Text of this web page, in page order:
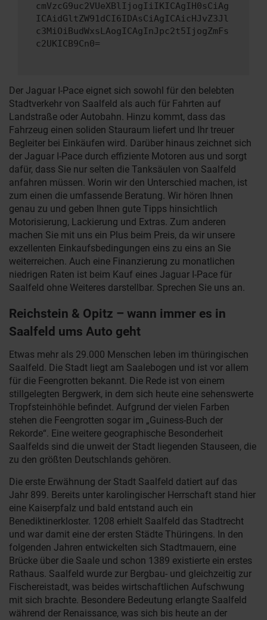
cmVzcG9uc2VUeXBlIjogIiIKICAgIH0sCiAg
ICAidGltZW91dCI6IDAsCiAgICAicHJvZ3Jl
c3MiOiBudWxsLAogICAgInJpc2t5IjogZmFs
c2UKICB9Cn0=
Der Jaguar I-Pace eignet sich sowohl für den belebten
Stadtverkehr von Saalfeld als auch für Fahrten auf
Landstraße oder Autobahn. Hinzu kommt, dass das
Fahrzeug einen soliden Stauraum liefert und Ihr treuer
Begleiter bei Einkäufen wird. Darüber hinaus zeichnet sich
der Jaguar I-Pace durch effiziente Motoren aus und sorgt
dafür, dass Sie nur selten die Tanksäulen von Saalfeld
anfahren müssen. Worin wir den Unterschied machen, ist
zum einen die umfassende Beratung. Wir hören Ihnen
genau zu und geben Ihnen gute Tipps hinsichtlich
Motorisierung, Lackierung und Extras. Zum anderen
machen Sie mit uns ein Plus beim Preis, da wir unsere
exzellenten Einkaufsbedingungen eins zu eins an Sie
weiterreichen. Auch eine Finanzierung zu monatlichen
niedrigen Raten ist beim Kauf eines Jaguar I-Pace für
Saalfeld ohne Weiteres darstellbar. Sprechen Sie uns an.
Reichstein & Opitz – wann immer es in
Saalfeld ums Auto geht
Etwas mehr als 29.000 Menschen leben im thüringischen
Saalfeld. Die Stadt liegt am Saalebogen und ist vor allem
für die Feengrotten bekannt. Die Rede ist von einem
stillgelegten Bergwerk, in dem sich heute eine sehenswerte
Tropfsteinhöhle befindet. Aufgrund der vielen Farben
stehen die Feengrotten sogar im „Guiness-Buch der
Rekorde“. Eine weitere geographische Besonderheit
Saalfelds sind die unweit der Stadt liegenden Stauseen, die
zu den größten Deutschlands gehören.
Die erste Erwähnung der Stadt Saalfeld datiert auf das
Jahr 899. Bereits unter karolingischer Herrschaft stand hier
eine Kaiserpfalz und bald entstand auch ein
Benediktinerkloster. 1208 erhielt Saalfeld das Stadtrecht
und war damit eine der ersten Städte Thüringens. In den
folgenden Jahren entwickelten sich Stadtmauern, eine
Brücke über die Saale und schon 1389 existierte ein erstes
Rathaus. Saalfeld wurde zur Bergbau- und gleichzeitig zur
Fischereistadt, was beides wirtschaftlichen Aufschwung
mit sich brachte. Besondere Bedeutung erlangte Saalfeld
während der Renaissance, was sich bis heute an der